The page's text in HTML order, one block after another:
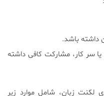
داشته باشد.
سر کار، مشارکت کافی داشته
لکنت زبان، شامل موارد زیر